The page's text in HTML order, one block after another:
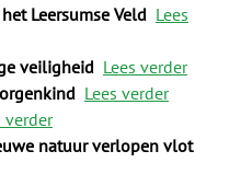
Leersumse Veld Lees
veiligheid Lees verder
Lees verder
verder
natuur verlopen vlot